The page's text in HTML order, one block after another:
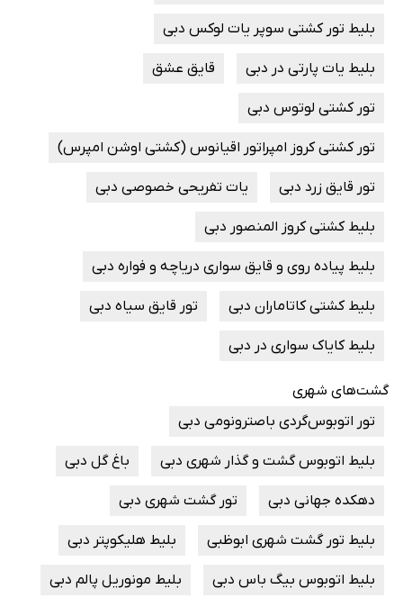
بلیط تور کشتی سوپر یات لوکس دبی
بلیط یات پارتی در دبی قایق عشق
تور کشتی لوتوس دبی
تور کشتی کروز امپراتور اقیانوس (کشتی اوشن امپرس)
تور قایق زرد دبی یات تفریحی خصوصی دبی
بلیط کشتی کروز المنصور دبی
بلیط پیاده روی و قایق سواری دریاچه و فواره دبی
بلیط کشتی کاتاماران دبی تور قایق سیاه دبی
بلیط کایاک سواری در دبی
گشت‌های شهری
تور اتوبوس‌گردی باصترونومی دبی
بلیط اتوبوس گشت و گذار شهری دبی باغ گل دبی
دهکده جهانی دبی تور گشت شهری دبی
بلیط تور گشت شهری ابوظبی بلیط هلیکوپتر دبی
بلیط اتوبوس بیگ باس دبی بلیط مونوریل پالم دبی